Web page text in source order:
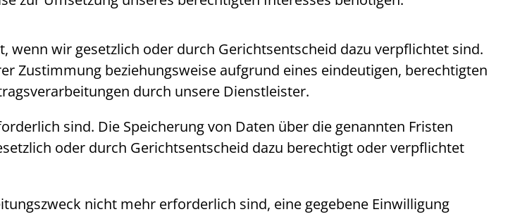
wenn wir gesetzlich oder durch Gerichtsentscheid dazu verpflichtet sind.
Zustimmung beziehungsweise aufgrund eines eindeutigen, berechtigten
durch unsere Dienstleister.
sind. Die Speicherung von Daten über die genannten Fristen
oder durch Gerichtsentscheid dazu berechtigt oder verpflichtet
nicht mehr erforderlich sind, eine gegebene Einwilligung